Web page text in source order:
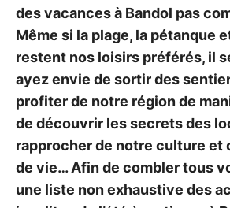
des vacances à Bandol pas
Même si la plage, la pétanque
restent nos loisirs préférés, il
ayez envie de sortir des
profiter de notre région de
de découvrir les secrets des
rapprocher de notre culture et
de vie… Afin de combler tous
une liste non exhaustive des